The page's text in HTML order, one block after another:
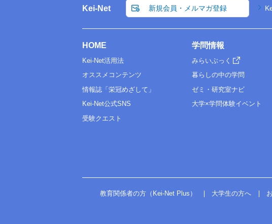
Kei-Net 新規会員・メルマガ登録
HOME
Kei-Net活用法
オススメコンテンツ
情報誌「栄冠めざして」
Kei-Net公式SNS
受験クエスト
学問情報
みらいぶっく
暮らしの中の学問
ゼミ・研究室ナビ
大学×学問体験イベント
教育関係者の方（Kei-Net Plus） 大学生の方へ